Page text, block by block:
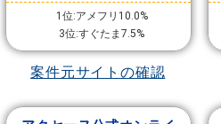
1位:アメフリ10.0%
3位:すぐたま7.5%
案件元サイトの確認